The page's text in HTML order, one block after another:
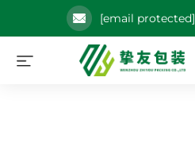
[email protected]